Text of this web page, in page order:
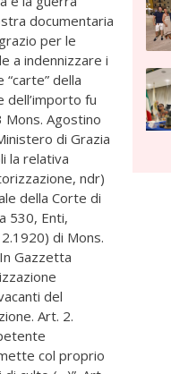
documentaria
per le
a indennizzare i
della
dell’importo fu
Agostino
di Grazia
la relativa
ndr)
della Corte di
530, Enti,
di Mons.
Gazzetta
del
Art. 2.
col proprio